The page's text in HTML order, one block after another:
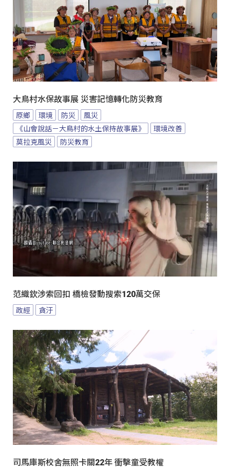
大鳥村水保故事展 災害記憶轉化防災教育
原鄉 環境 防災
風災
《山會說話－大鳥村的水土保持故事展》
環境改善
莫拉克風災
防災教育
范織欽涉索回扣 橋檢發動搜索120萬交保
政經 貪汙
司馬庫斯校舍無照卡關22年 衝擊童受教權